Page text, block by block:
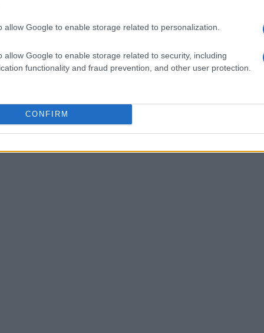
allow Google to enable storage related to personalization.
allow Google to enable storage related to security, including
functionality and fraud prevention, and other user protection.
CONFIRM
más altas pesan sobre los activos de riesgo, ya
gubernamental se vuelven relativamente
globales en la gestora de criptoactivos
a un entorno restrictivo, eso ciertamente
y otros activos de riesgo. «Es un
de entender cómo será el nuevo presidente de la